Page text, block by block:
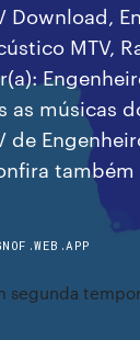
Download,
MTV,
as músicas
de
segunda